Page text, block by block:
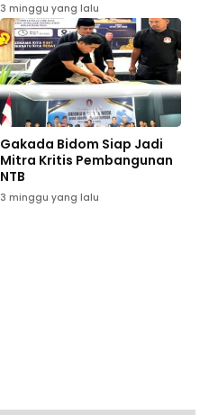
3 minggu yang lalu
Gakada Bidom Siap Jadi
Mitra Kritis Pembangunan
NTB
3 minggu yang lalu